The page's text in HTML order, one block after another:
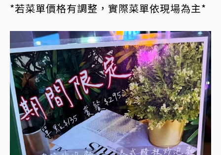
*若菜單價格有調整，實際菜單依現場為主*